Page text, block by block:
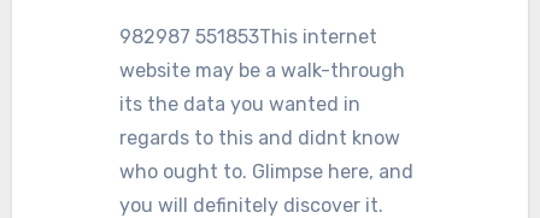
982987 551853This internet
website may be a walk-through
its the data you wanted in
regards to this and didnt know
who ought to. Glimpse here, and
you will definitely discover it.